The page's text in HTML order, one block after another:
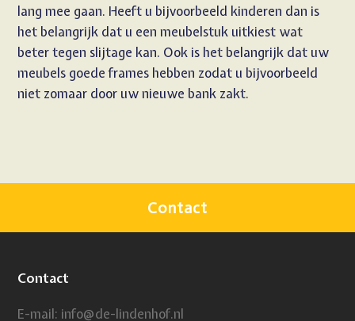
lang mee gaan. Heeft u bijvoorbeeld kinderen dan is
het belangrijk dat u een meubelstuk uitkiest wat
beter tegen slijtage kan. Ook is het belangrijk dat uw
meubels goede frames hebben zodat u bijvoorbeeld
niet zomaar door uw nieuwe bank zakt.
Contact
Contact
E-mail: info@de-lindenhof.nl